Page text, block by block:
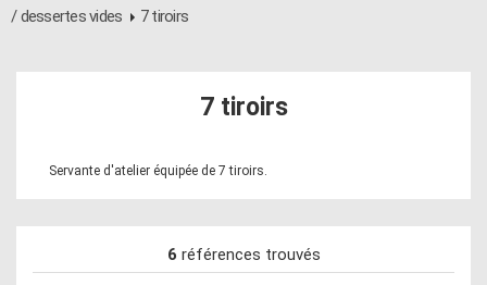
/ dessertes vides
7 tiroirs
7 tiroirs
Servante d'atelier équipée de 7 tiroirs.
6 références trouvés